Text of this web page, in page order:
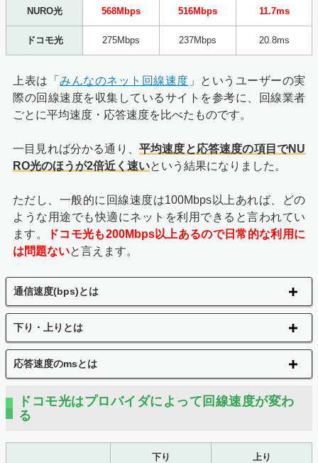
NURO光 568Mbps 516Mbps 11.7ms
ドコモ光 275Mbps 237Mbps 20.8ms
上表は「 みんなのネット回線速度 」というユーザーの実
際の回線速度を収集しているサイトを参考に、回線業者
ごとに平均速度・応答速度を比べたものです。
一目見れば分かる通り、 平均速度と応答速度の項目でNU
RO光のほうが2倍近く速いという結果になりました。
ただし、一般的に回線速度は100Mbps以上あれば、どの
ような用途でも快適にネットを利用できると言われてい
ます。
ドコモ光も200Mbps以上あるので日常的な利用に
は問題ないと言えます。
通信速度(bps)とは
下り・上りとは
応答速度のmsとは
ドコモ光はプロバイダによって回線速度が変わ
る
下り
上り